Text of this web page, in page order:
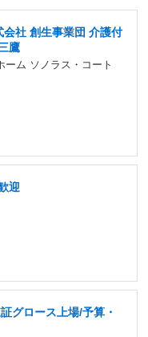
社 創生事業団 介護付
鷹
ム ソノラス・コート
迎
グロース上場/予算・